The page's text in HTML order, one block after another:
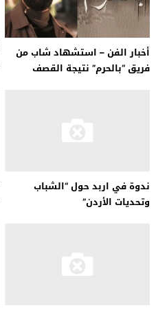
أخبار الفن – استشهاد شاب من
فريق “بالحرم” نتيجة القصف
ندوة في اربد حول “الشباب
وتحديات الأردن”